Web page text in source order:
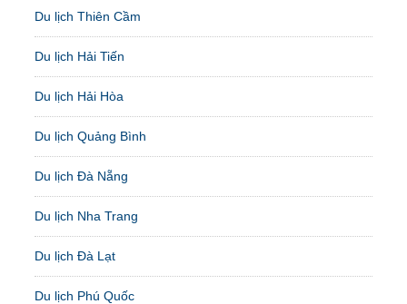
Du lịch Thiên Cầm
Du lịch Hải Tiến
Du lịch Hải Hòa
Du lịch Quảng Bình
Du lịch Đà Nẵng
Du lịch Nha Trang
Du lịch Đà Lạt
Du lịch Phú Quốc